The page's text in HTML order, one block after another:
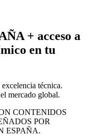
+ acceso a
en tu
técnica.
mercado global.
CONTENIDOS
POR
ESPAÑA.